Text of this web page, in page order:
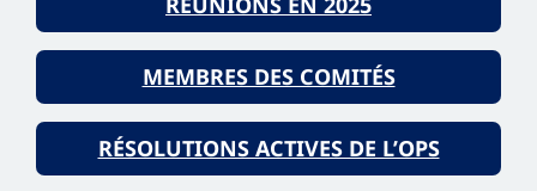
MEMBRES DES COMITÉS
RÉSOLUTIONS ACTIVES DE L’OPS